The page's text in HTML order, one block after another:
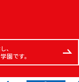
、
園です。